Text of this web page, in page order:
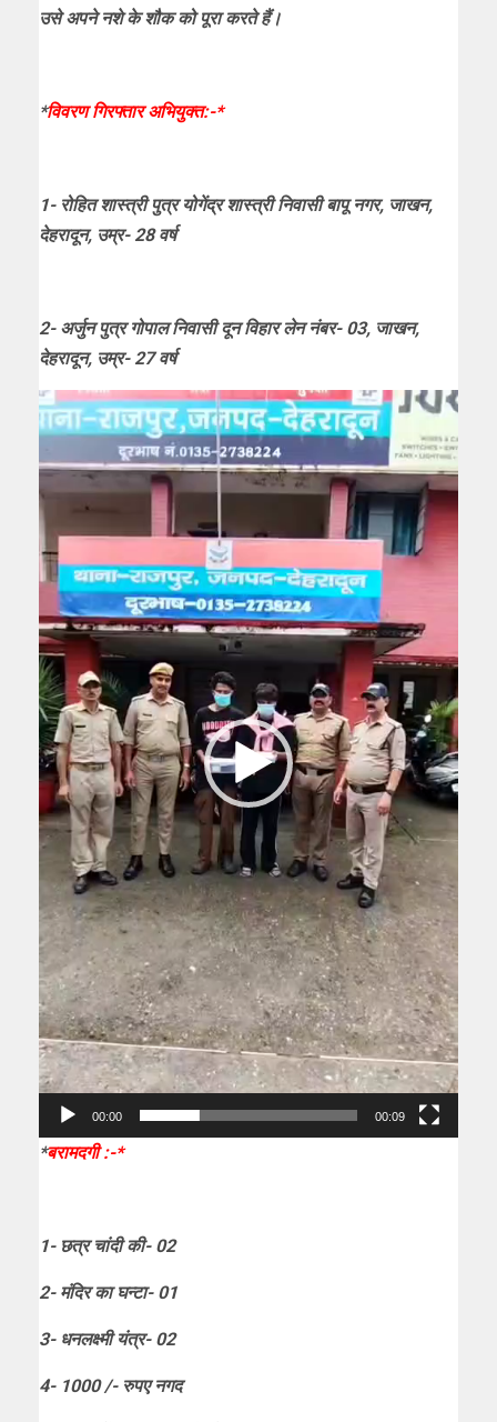
उसे अपने नशे के शौक को पूरा करते हैं।
*विवरण गिरफ्तार अभियुक्त:-*
1- रोहित शास्त्री पुत्र योगेंद्र शास्त्री निवासी बापू नगर, जाखन,
देहरादून, उम्र- 28 वर्ष
2- अर्जुन पुत्र गोपाल निवासी दून विहार लेन नंबर- 03, जाखन,
देहरादून, उम्र- 27 वर्ष
Video
Player
00:00 00:09
*बरामदगी :-*
1- छत्र चांदी की- 02
2- मंदिर का घन्टा- 01
3- धनलक्ष्मी यंत्र- 02
4- 1000 /- रुपए नगद